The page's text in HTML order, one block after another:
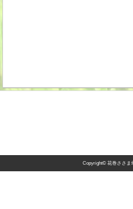
Copyright© 花巻ささま